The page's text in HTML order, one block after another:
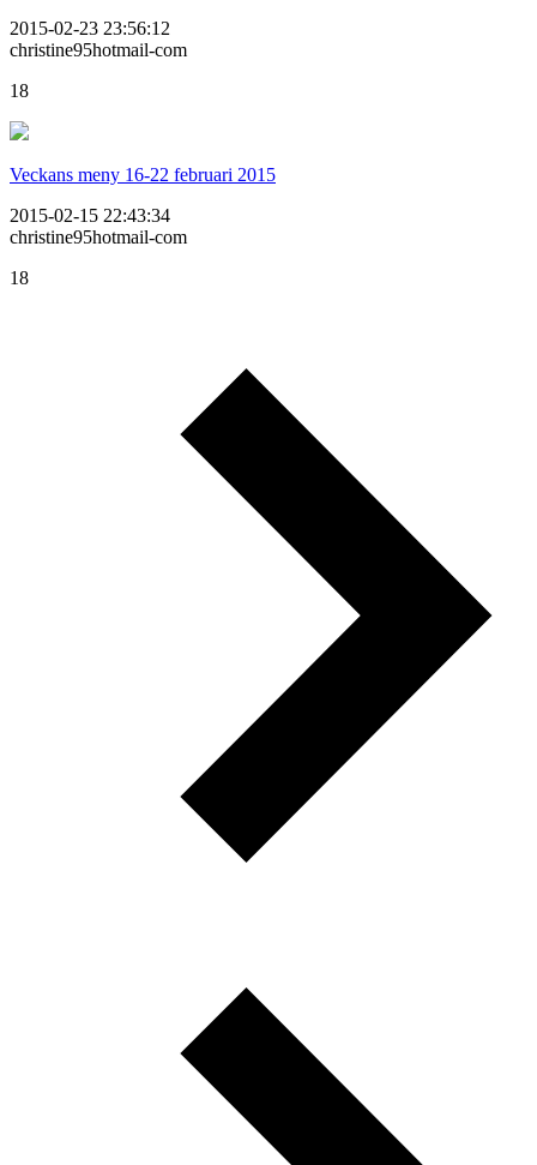
2015-02-23 23:56:12
christine95hotmail-com
18
Veckans meny 16-22 februari 2015
2015-02-15 22:43:34
christine95hotmail-com
18